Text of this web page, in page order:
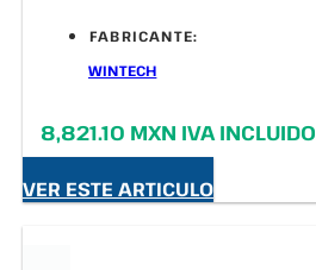
FABRICANTE:
WINTECH
8,821.10 MXN IVA INCLUIDO
VER ESTE ARTICULO